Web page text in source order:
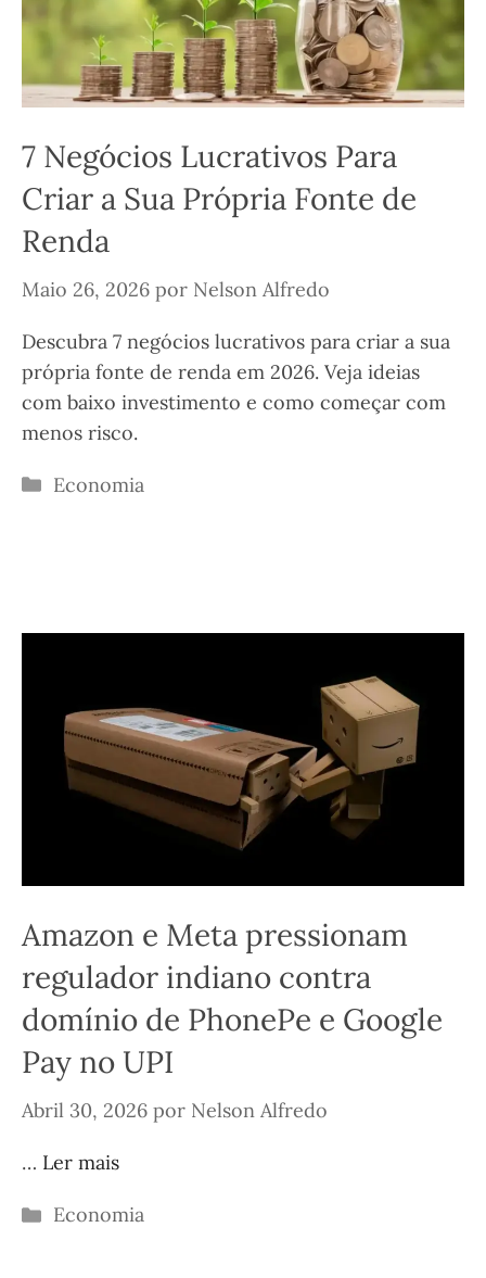
7 Negócios Lucrativos Para
Criar a Sua Própria Fonte de
Renda
Maio 26, 2026 por Nelson Alfredo
Descubra 7 negócios lucrativos para criar a sua
própria fonte de renda em 2026. Veja ideias
com baixo investimento e como começar com
menos risco.
Categorias
Economia
Amazon e Meta pressionam
regulador indiano contra
domínio de PhonePe e Google
Pay no UPI
Abril 30, 2026 por Nelson Alfredo
… Ler mais
Categorias
Economia